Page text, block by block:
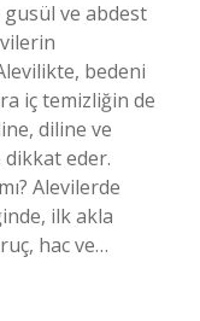
gusül ve abdest
bedeni
iç temizliğin de
diline ve
eder.
Alevilerde
ilk akla
hac ve…